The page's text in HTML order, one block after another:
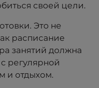
своей цели.
Это не
расписание
занятий должна
регулярной
и отдыхом.